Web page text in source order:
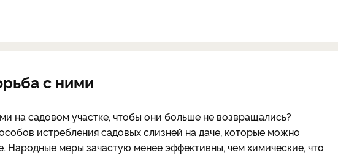
с ними
на садовом участке, чтобы они больше не возвращались?
истребления садовых слизней на даче, которые можно
Народные меры зачастую менее эффективны, чем химические, что